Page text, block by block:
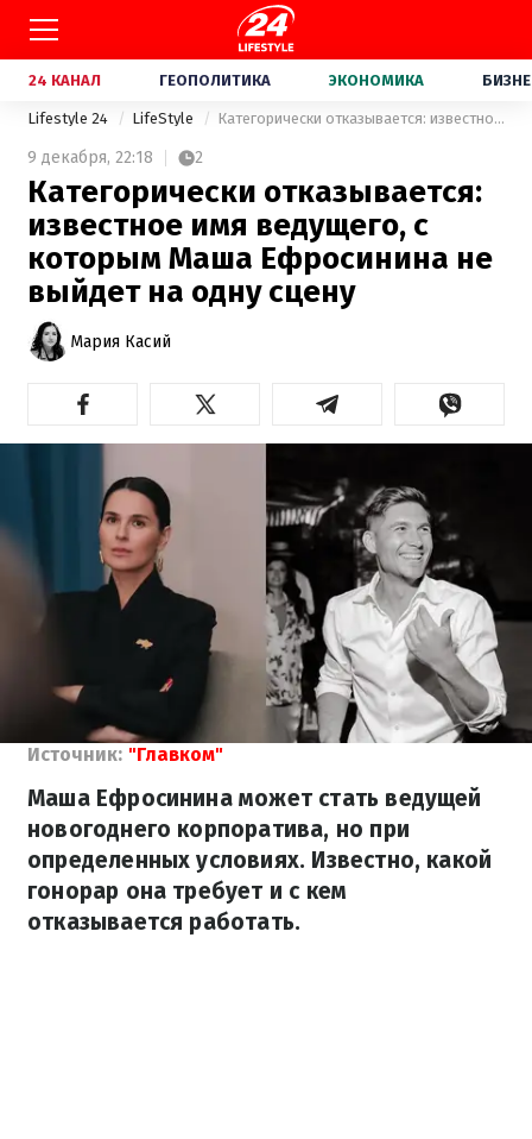
24 КАНАЛ ГЕОПОЛИТИКА ЭКОНОМИКА
Lifestyle 24 LifeStyle Категорически отказывается: известное имя ведущего, с которым Маша Ефросинина не выйдет на одну сцену
9 декабря, 22:18 2
Категорически отказывается:
известное имя ведущего, с
которым Маша Ефросинина не
выйдет на одну сцену
Мария Касий
Источник: "Главком"
Маша Ефросинина может стать ведущей
новогоднего корпоратива, но при
определенных условиях. Известно, какой
гонорар она требует и с кем
отказывается работать.